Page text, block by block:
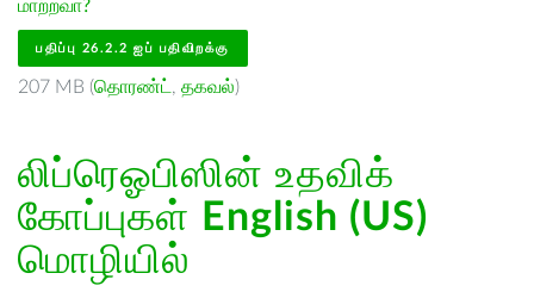
மாற்றவா?
பதிப்பு 26.2.2 ஐப் பதிவிறக்கு
207 MB (தொரண்ட் , தகவல்)
லிப்ரெஓபிஸின் உதவிக்
கோப்புகள் English (US)
மொழியில்